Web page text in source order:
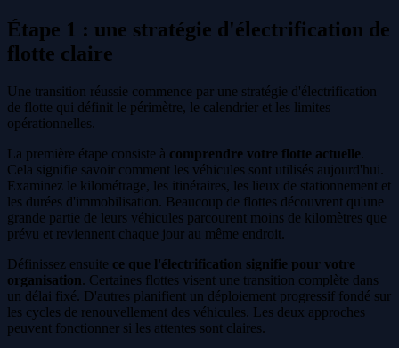
Étape 1 : une stratégie d'électrification de
flotte claire
Une transition réussie commence par une stratégie d'électrification
de flotte qui définit le périmètre, le calendrier et les limites
opérationnelles.
La première étape consiste à comprendre votre flotte actuelle.
Cela signifie savoir comment les véhicules sont utilisés aujourd'hui.
Examinez le kilométrage, les itinéraires, les lieux de stationnement et
les durées d'immobilisation. Beaucoup de flottes découvrent qu'une
grande partie de leurs véhicules parcourent moins de kilomètres que
prévu et reviennent chaque jour au même endroit.
Définissez ensuite ce que l'électrification signifie pour votre
organisation. Certaines flottes visent une transition complète dans
un délai fixé. D'autres planifient un déploiement progressif fondé sur
les cycles de renouvellement des véhicules. Les deux approches
peuvent fonctionner si les attentes sont claires.